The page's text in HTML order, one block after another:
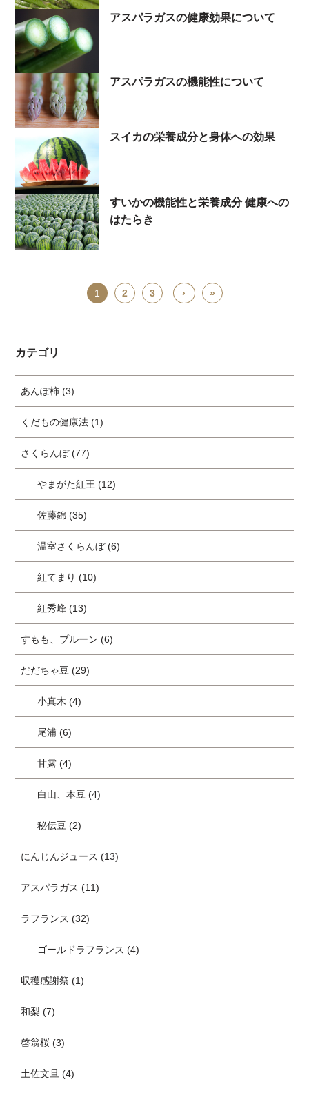
アスパラガスの健康効果について
アスパラガスの機能性について
スイカの栄養成分と身体への効果
すいかの機能性と栄養成分 健康への
はたらき
1 2 3 › »
カテゴリ
あんぽ柿 (3)
くだもの健康法 (1)
さくらんぼ (77)
やまがた紅王 (12)
佐藤錦 (35)
温室さくらんぼ (6)
紅てまり (10)
紅秀峰 (13)
すもも、プルーン (6)
だだちゃ豆 (29)
小真木 (4)
尾浦 (6)
甘露 (4)
白山、本豆 (4)
秘伝豆 (2)
にんじんジュース (13)
アスパラガス (11)
ラフランス (32)
ゴールドラフランス (4)
収穫感謝祭 (1)
和梨 (7)
啓翁桜 (3)
土佐文旦 (4)